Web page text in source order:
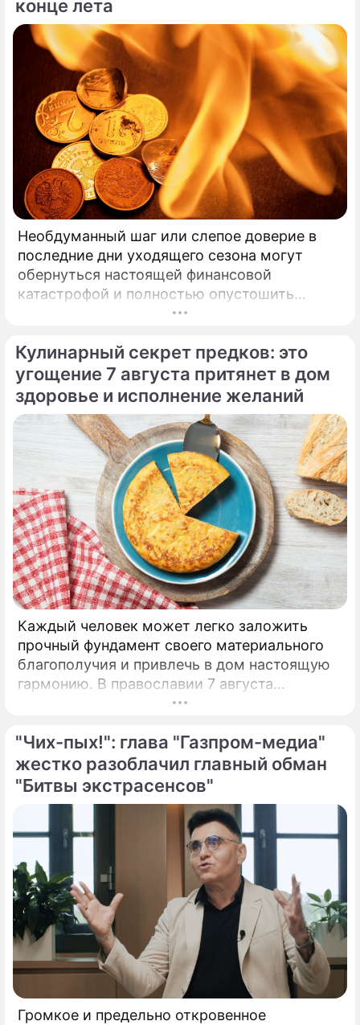
конце лета
Необдуманный шаг или слепое доверие в
последние дни уходящего сезона могут
обернуться настоящей финансовой
катастрофой и полностью опустошить
кошелек. Известная шаманка и ясновидящая
экстренным предупреждением для всех, кто
привык легкомысленно относиться к своим
сбережениям.
Кулинарный секрет предков: это
угощение 7 августа притянет в дом
здоровье и исполнение желаний
Каждый человек может легко заложить
прочный фундамент своего материального
благополучия и привлечь в дом настоящую
гармонию. В православии 7 августа
почитают память праведной Анны, матери
"Чих-пых!": глава "Газпром-медиа"
жестко разоблачил главный обман
"Битвы экстрасенсов"
Громкое и предельно откровенное